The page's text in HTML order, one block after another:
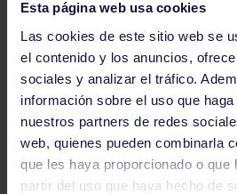
Esta página web usa cookies
Las cookies de este sitio web se
el contenido y los anuncios,
sociales y analizar el tráfico.
información sobre el uso que
nuestros partners de redes
web, quienes pueden combinarla
que les haya proporcionado o que
partir del uso que haya hecho de
Halterofilia 23 Jun 2026
CAMPEONATO DE